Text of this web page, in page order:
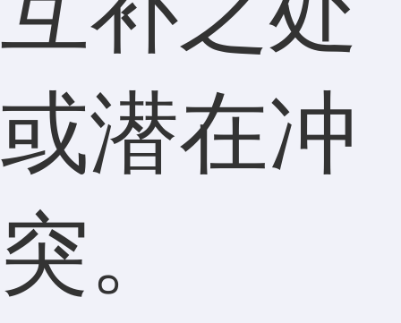
或潜在冲
突。